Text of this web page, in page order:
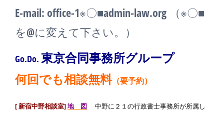
E-mail: office-1※〇■admin-law.org （※〇■
を@に変えて下さい。）
Go.Do. 東京合同事務所グループ
何回でも相談無料（要予約）
[ 新宿中野相談室]地 図 中野に２１の行政書士事務所が所属し